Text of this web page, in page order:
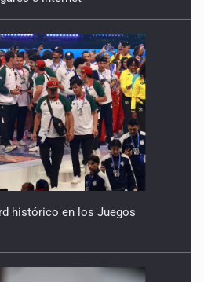
histórico en los Juegos